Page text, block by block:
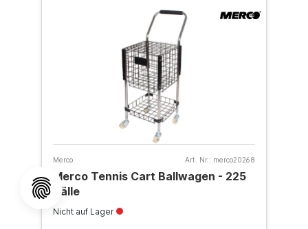
Merco Art. Nr.: merco20268
Merco Tennis Cart Ballwagen - 225
Bälle
Nicht auf Lager